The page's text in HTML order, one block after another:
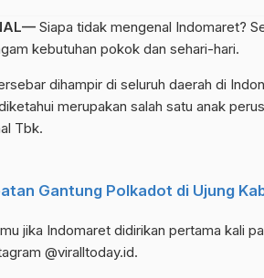
Siapa tidak mengenal Indomaret?
kebutuhan pokok dan sehari-hari.
dihampir di seluruh daerah di
merupakan salah satu anak
Tbk.
Gantung Polkadot di Ujung
jika Indomaret didirikan pertama kali
@viralltoday.id.